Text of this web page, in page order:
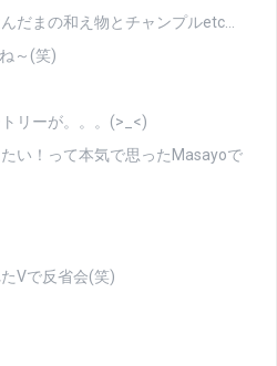
だまの和え物とチャンプルetc…
～(笑)
リーが。。。(>_<)
い！って本気で思ったMasayoで
Vで反省会(笑)